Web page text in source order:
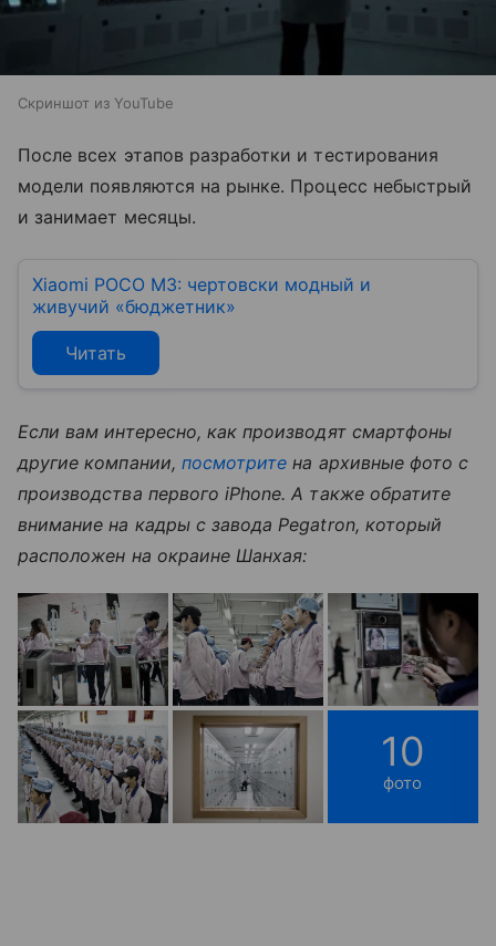
Скриншот из YouTube
После всех этапов разработки и тестирования
модели появляются на рынке. Процесс небыстрый
и занимает месяцы.
Xiaomi POCO M3: чертовски модный и
живучий «бюджетник»
Читать
Если вам интересно, как производят смартфоны
другие компании, посмотрите на архивные фото с
производства первого iPhone. А также обратите
внимание на кадры с завода Pegatron, который
расположен на окраине Шанхая:
10
фото